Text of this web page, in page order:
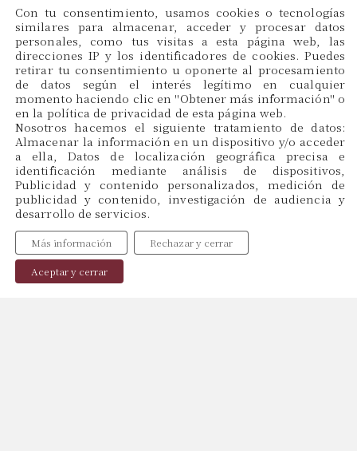
Oficinas
C/ París, 209, 2on 2ª
08008 Barcelona
Idiomas
CAT
ES
EN
Menu
Inicio
Sobre Nosotros
Publicaciones
Con tu consentimiento, usamos cookies o tecnologías
similares para almacenar, acceder y procesar datos
personales, como tus visitas a esta página web, las
direcciones IP y los identificadores de cookies. Puedes
retirar tu consentimiento u oponerte al procesamiento
de datos según el interés legítimo en cualquier
momento haciendo clic en ''Obtener más información'' o
en la política de privacidad de esta página web.
Nosotros hacemos el siguiente tratamiento de datos:
Almacenar la información en un dispositivo y/o acceder
a ella, Datos de localización geográfica precisa e
identificación mediante análisis de dispositivos,
Publicidad y contenido personalizados, medición de
publicidad y contenido, investigación de audiencia y
desarrollo de servicios.
Aceptar y cerrar
Rechazar y cerrar
Más información